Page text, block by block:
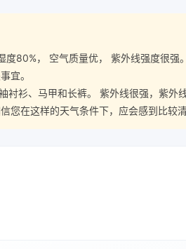
80%， 空气质量优， 紫外线强度很
宜。
衫、马甲和长裤。 紫外线很强，紫
您在这样的天气条件下，应会感到比较